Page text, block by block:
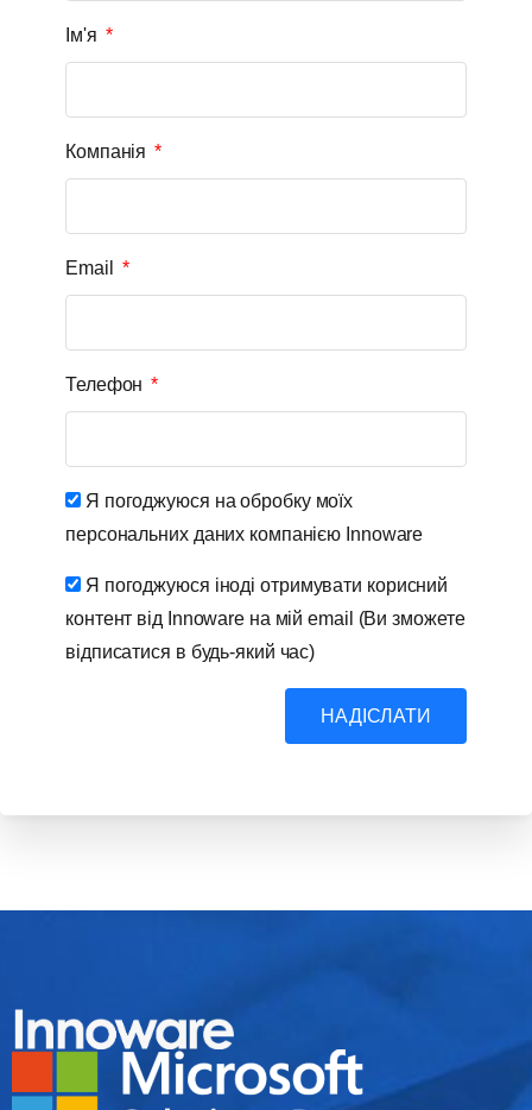
Ім'я
Компанія
Email
Телефон
Я погоджуюся на обробку моїх
персональних даних компанією Innoware
Я погоджуюся іноді отримувати корисний
контент від Innoware на мій email (Ви зможете
відписатися в будь-який час)
НАДІСЛАТИ